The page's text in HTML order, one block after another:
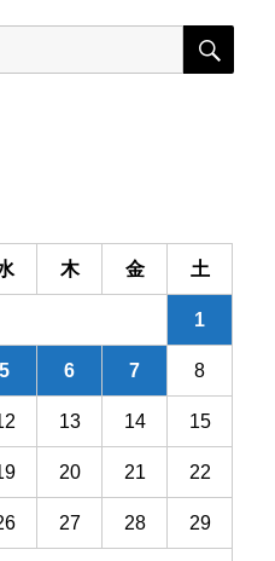
検
木 金 土
1
5 6 7 8
13 14 15
20 21 22
27 28 29